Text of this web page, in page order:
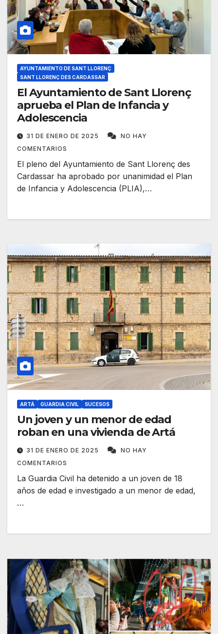
AYUNTAMIENTO DE SANT LLORENÇ
SANT LLORENÇ DES CARDASSAR
El Ayuntamiento de Sant Llorenç
aprueba el Plan de Infancia y
Adolescencia
31 DE ENERO DE 2025
NO HAY
COMENTARIOS
El pleno del Ayuntamiento de Sant Llorenç des
Cardassar ha aprobado por unanimidad el Plan
de Infancia y Adolescencia (PLIA),…
ARTÁ GUARDIA CIVIL SUCESOS
Un joven y un menor de edad
roban en una vivienda de Artá
31 DE ENERO DE 2025
NO HAY
COMENTARIOS
La Guardia Civil ha detenido a un joven de 18
años de edad e investigado a un menor de edad,
…